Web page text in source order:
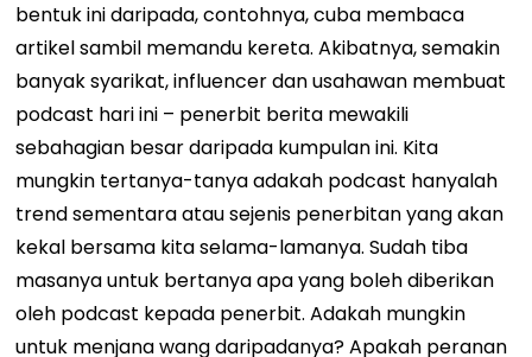
bentuk ini daripada, contohnya, cuba membaca
artikel sambil memandu kereta. Akibatnya, semakin
banyak syarikat, influencer dan usahawan membuat
podcast hari ini – penerbit berita mewakili
sebahagian besar daripada kumpulan ini. Kita
mungkin tertanya-tanya adakah podcast hanyalah
trend sementara atau sejenis penerbitan yang akan
kekal bersama kita selama-lamanya. Sudah tiba
masanya untuk bertanya apa yang boleh diberikan
oleh podcast kepada penerbit. Adakah mungkin
untuk menjana wang daripadanya? Apakah peranan